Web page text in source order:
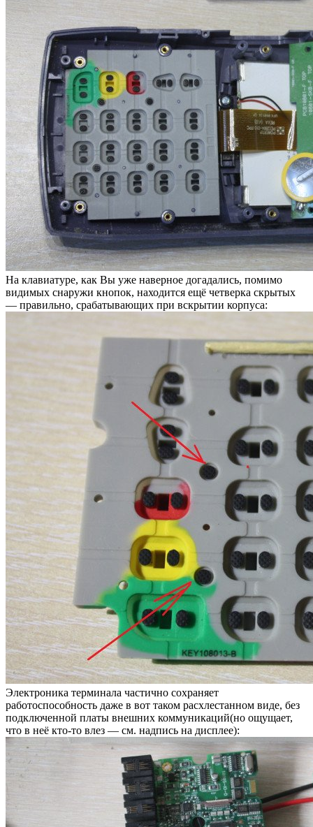
На клавиатуре, как Вы уже наверное догадались, помимо
видимых снаружи кнопок, находится ещё четверка скрытых
— правильно, срабатывающих при вскрытии корпуса:
Электроника терминала частично сохраняет
работоспособность даже в вот таком расхлестанном виде, без
подключенной платы внешних коммуникаций(но ощущает,
что в неё кто-то влез — см. надпись на дисплее):